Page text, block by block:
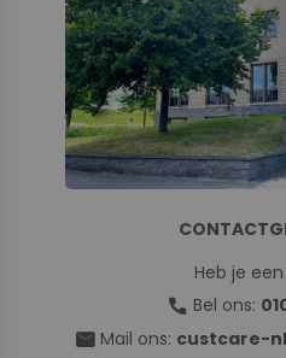
Heb je
call Bel ons:
mail Mail ons: custcare-